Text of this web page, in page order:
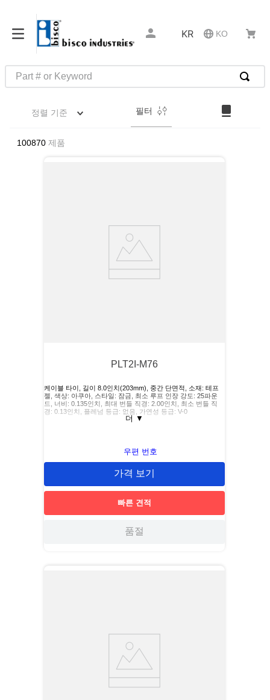
KR KO
Part # or Keyword
정렬 기준 필터
100870 제품
PLT2I-M76
케이블 타이, 길이 8.0인치(203mm), 중간 단면적, 소재: 테프
젤, 색상: 아쿠아, 스타일: 잠금, 최소 루프 인장 강도: 25파운
드, 너비: 0.135인치, 최대 번들 직경: 2.00인치, 최소 번들 직
경: 0.13인치, 플레넘 등급: 없음, 가연성 등급: V-0
더 ▼
우편 번호
가격 보기
빠른 견적
품절
1
m22759
6.
7
8.